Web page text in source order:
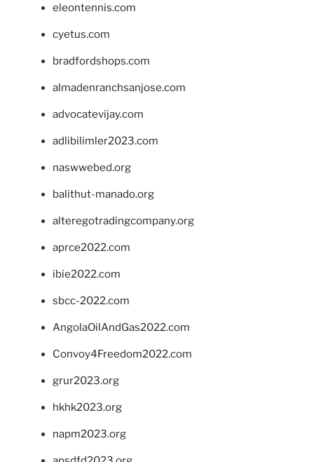
eleontennis.com
cyetus.com
bradfordshops.com
almadenranchsanjose.com
advocatevijay.com
adlibilimler2023.com
naswwebed.org
balithut-manado.org
alteregotradingcompany.org
aprce2022.com
ibie2022.com
sbcc-2022.com
AngolaOilAndGas2022.com
Convoy4Freedom2022.com
grur2023.org
hkhk2023.org
napm2023.org